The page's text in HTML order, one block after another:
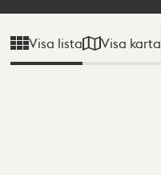
Visa lista Visa karta